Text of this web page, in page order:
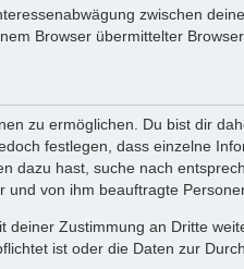
zwischen
Browser übermittelter
zu ermöglichen. Du bist dir
festlegen, dass einzelne
dazu hast, suche nach
von ihm beauftragte
Zustimmung an Dritte
ist oder die Daten zur